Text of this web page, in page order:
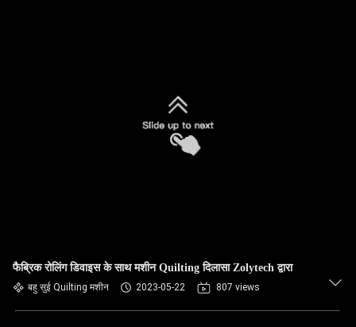
फैब्रिक रोलिंग डिवाइस के साथ मशीन Quilting दिलासा Zolytech द्वारा
बहु सुई Quilting मशीन 2023-05-22 807 views